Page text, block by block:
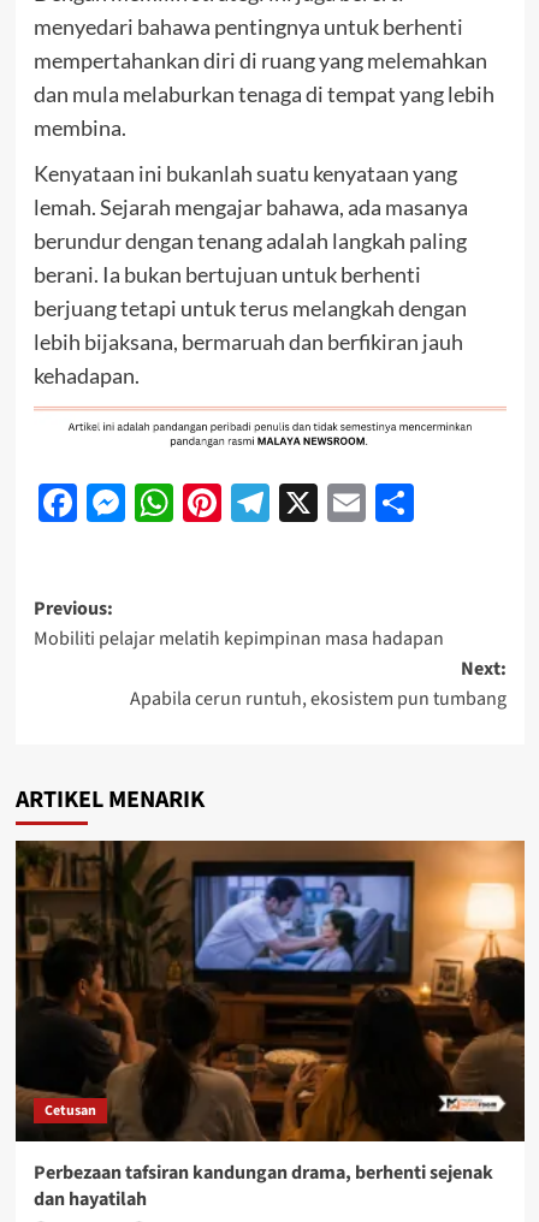
menyedari bahawa pentingnya untuk berhenti
mempertahankan diri di ruang yang melemahkan
dan mula melaburkan tenaga di tempat yang lebih
membina.
Kenyataan ini bukanlah suatu kenyataan yang
lemah. Sejarah mengajar bahawa, ada masanya
berundur dengan tenang adalah langkah paling
berani. Ia bukan bertujuan untuk berhenti
berjuang tetapi untuk terus melangkah dengan
lebih bijaksana, bermaruah dan berfikiran jauh
kehadapan.
Facebook
Messenger
WhatsApp
Pinterest
Telegram
X EmailShare
Previous:
Mobiliti pelajar melatih kepimpinan masa hadapan
Next:
Apabila cerun runtuh, ekosistem pun tumbang
ARTIKEL MENARIK
Cetusan
Perbezaan tafsiran kandungan drama, berhenti sejenak
dan hayatilah